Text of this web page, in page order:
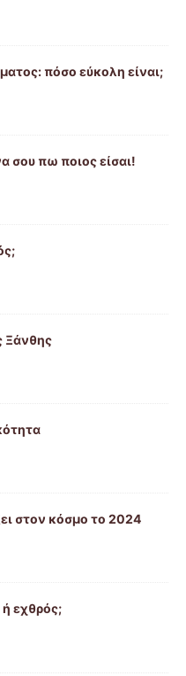
πόσο εύκολη είναι;
σου πω ποιος είσαι!
Ξάνθης
στον κόσμο το 2024
ή εχθρός;